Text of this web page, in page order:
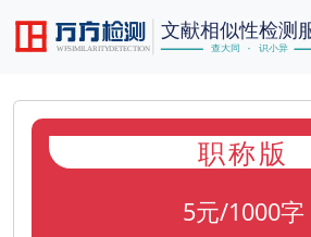
职称版
5元/1000字